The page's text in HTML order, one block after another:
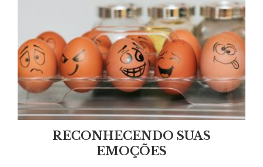
RECONHECENDO SUAS
EMOÇÕES